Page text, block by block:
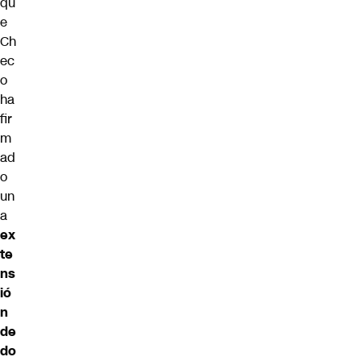
e
Ch
ec
o
ha
fir
m
ad
o
un
a
ex
te
ns
ió
n
de
do